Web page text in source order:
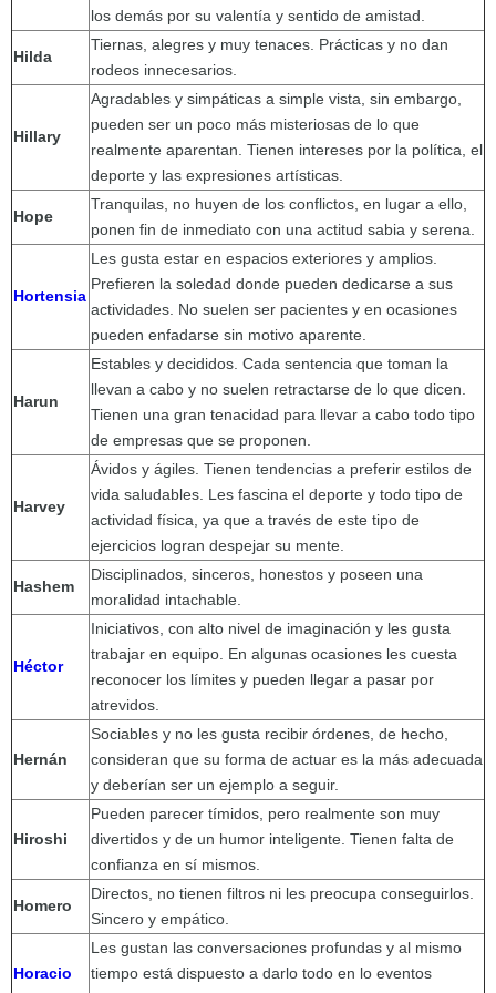
los demás por su valentía y sentido de amistad.
Hilda
Tiernas, alegres y muy tenaces. Prácticas y no dan
rodeos innecesarios.
Hillary
Agradables y simpáticas a simple vista, sin embargo,
pueden ser un poco más misteriosas de lo que
realmente aparentan. Tienen intereses por la política, el
deporte y las expresiones artísticas.
Hope
Tranquilas, no huyen de los conflictos, en lugar a ello,
ponen fin de inmediato con una actitud sabia y serena.
Hortensia
Les gusta estar en espacios exteriores y amplios.
Prefieren la soledad donde pueden dedicarse a sus
actividades. No suelen ser pacientes y en ocasiones
pueden enfadarse sin motivo aparente.
Harun
Estables y decididos. Cada sentencia que toman la
llevan a cabo y no suelen retractarse de lo que dicen.
Tienen una gran tenacidad para llevar a cabo todo tipo
de empresas que se proponen.
Harvey
Ávidos y ágiles. Tienen tendencias a preferir estilos de
vida saludables. Les fascina el deporte y todo tipo de
actividad física, ya que a través de este tipo de
ejercicios logran despejar su mente.
Hashem
Disciplinados, sinceros, honestos y poseen una
moralidad intachable.
Héctor
Iniciativos, con alto nivel de imaginación y les gusta
trabajar en equipo. En algunas ocasiones les cuesta
reconocer los límites y pueden llegar a pasar por
atrevidos.
Hernán
Sociables y no les gusta recibir órdenes, de hecho,
consideran que su forma de actuar es la más adecuada
y deberían ser un ejemplo a seguir.
Hiroshi
Pueden parecer tímidos, pero realmente son muy
divertidos y de un humor inteligente. Tienen falta de
confianza en sí mismos.
Homero
Directos, no tienen filtros ni les preocupa conseguirlos.
Sincero y empático.
Horacio
Les gustan las conversaciones profundas y al mismo
tiempo está dispuesto a darlo todo en lo eventos